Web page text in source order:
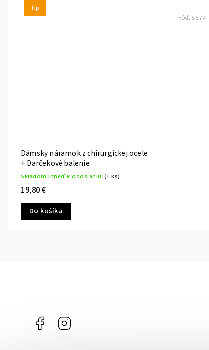
Tip
Dámsky náramok z chirurgickej ocele
+ Darčekové balenie
Skladom ihneď k odoslaniu (1 ks)
19,80 €
Do košíka
Kód: 5674
Facebook